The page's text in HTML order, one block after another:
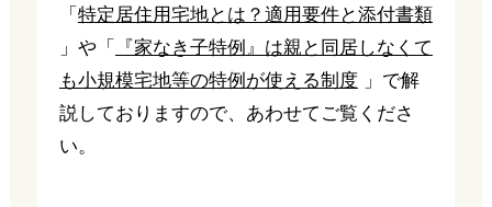
「 特定居住用宅地とは？適用要件と添付書類
」や「
『家なき子特例』は親と同居しなくて
も小規模宅地等の特例が使える制度」で解
説しておりますので、あわせてご覧くださ
い。